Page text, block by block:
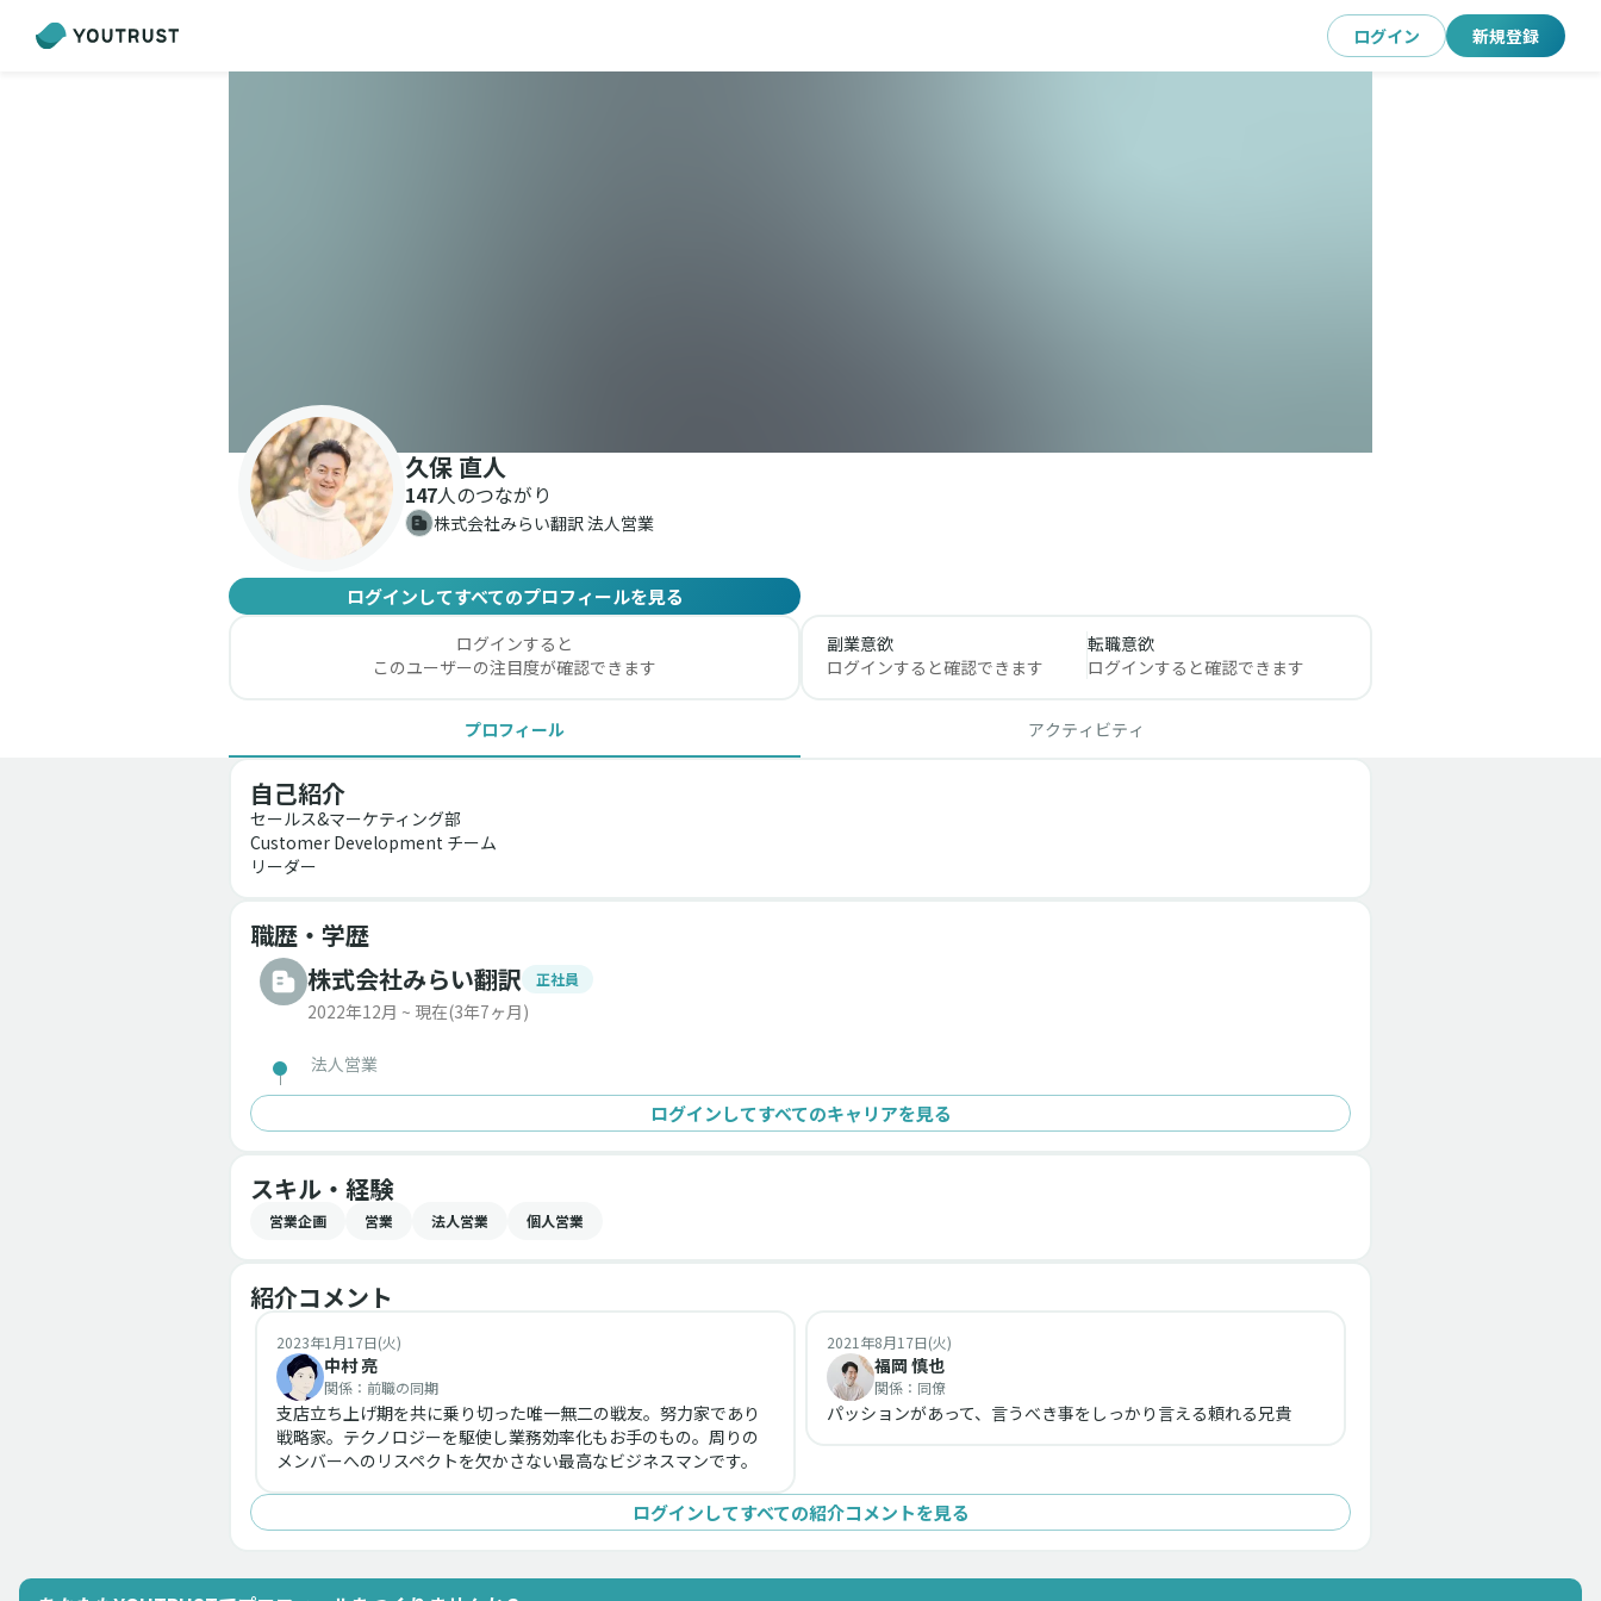
ログイン 新規登録
久保 直人
147人のつながり
株式会社みらい翻訳 法人営業
ログインしてすべてのプロフィールを見る
ログインすると
このユーザーの注目度が確認できます
副業意欲
ログインすると確認できます
転職意欲
ログインすると確認できます
プロフィール アクティビティ
自己紹介
セールス&マーケティング部
Customer Development チーム
リーダー
職歴・学歴
株式会社みらい翻訳
正社員
2022年12月 ~ 現在(3年7ヶ月)
法人営業
ログインしてすべてのキャリアを見る
スキル・経験
営業企画 営業 法人営業 個人営業
紹介コメント
2023年1月17日(火)
中村 亮
関係： 前職の同期
支店立ち上げ期を共に乗り切った唯一無二の戦友。努力家であり
戦略家。テクノロジーを駆使し業務効率化もお手のもの。周りの
メンバーへのリスペクトを欠かさない最高なビジネスマンです。
2021年8月17日(火)
福岡 慎也
関係： 同僚
パッションがあって、言うべき事をしっかり言える頼れる兄貴
ログインしてすべての紹介コメントを見る